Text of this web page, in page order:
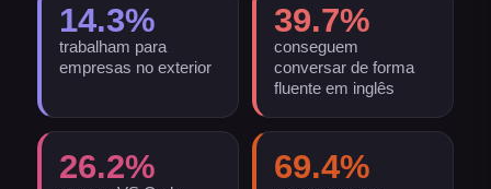
14.3%
trabalham para
empresas no exterior
39.7%
conseguem
conversar de forma
fluente em inglês
26.2% 69.4%